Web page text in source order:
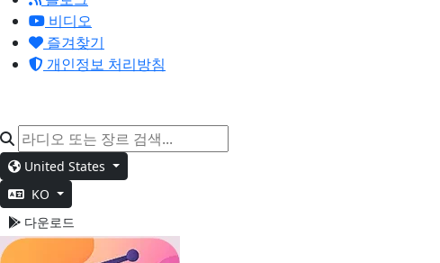
비디오
즐겨찾기
개인정보 처리방침
United States
KO
다운로드